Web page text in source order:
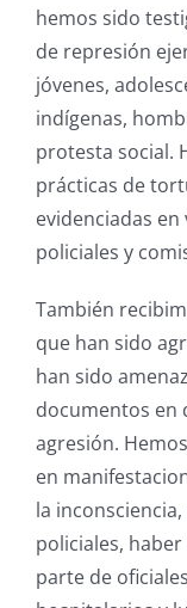
hemos sido
de represión
jóvenes,
indígenas,
protesta social.
prácticas de
evidenciadas
policiales y
También
que han sido
han sido
documentos en
agresión.
en
la
policiales,
parte de